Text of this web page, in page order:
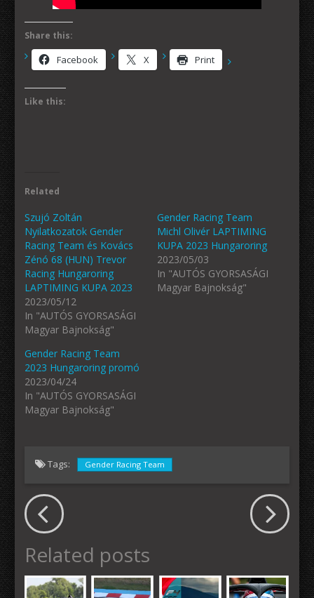
Share this:
Facebook X Print
Like this:
Related
Szujó Zoltán
Nyilatkozatok Gender
Racing Team és Kovács
Zénó 68 (HUN) Trevor
Racing Hungaroring
LAPTIMING KUPA 2023
2023/05/12
In "AUTÓS GYORSASÁGI
Magyar Bajnokság"
Gender Racing Team
Michl Olivér LAPTIMING
KUPA 2023 Hungaroring
2023/05/03
In "AUTÓS GYORSASÁGI
Magyar Bajnokság"
Gender Racing Team
2023 Hungaroring promó
2023/04/24
In "AUTÓS GYORSASÁGI
Magyar Bajnokság"
Tags: Gender Racing Team
Related posts